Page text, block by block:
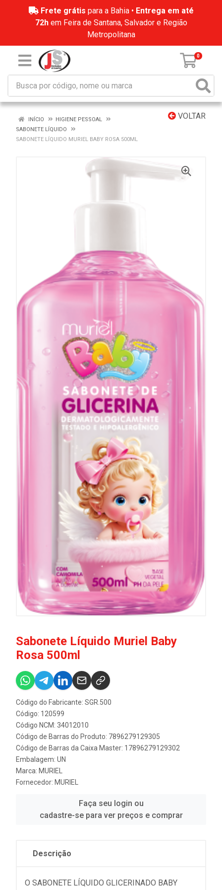
Frete grátis para a Bahia • Entrega em até
72hem Feira de Santana, Salvador e Região
Metropolitana
0
VOLTAR
INÍCIO
HIGIENE PESSOAL
SABONETE LÍQUIDO
SABONETE LÍQUIDO MURIEL BABY ROSA 500ML
Sabonete Líquido Muriel Baby
Rosa 500ml
Código do Fabricante: SGR.500
Código: 120599
Código NCM: 34012010
Código de Barras do Produto: 7896279129305
Código de Barras da Caixa Master: 17896279129302
Embalagem: UN
Marca: MURIEL
Fornecedor: MURIEL
Faça seu login ou
cadastre-se para ver preços e comprar
Descrição
O SABONETE LÍQUIDO GLICERINADO BABY